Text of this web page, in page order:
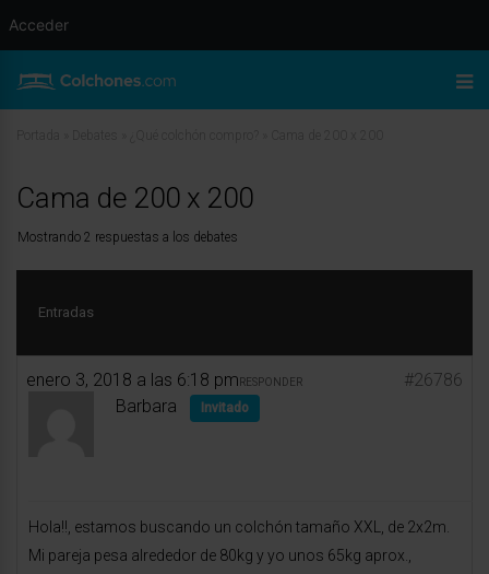
Cama de 200 x 200
Mostrando 2 respuestas a los debates
Entradas
enero 3, 2018 a las 6:18 pm #26786
RESPONDER
Barbara Invitado
Hola!!, estamos buscando un colchón tamaño XXL, de 2x2m.
Mi pareja pesa alrededor de 80kg y yo unos 65kg aprox.,
Acceder